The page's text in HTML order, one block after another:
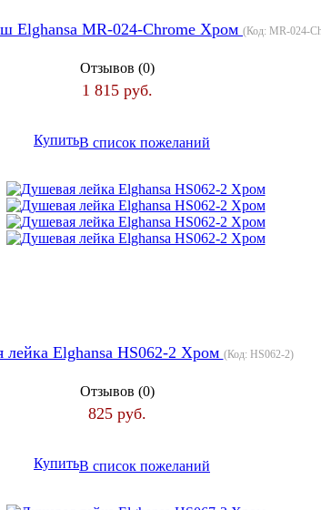
Elghansa MR-024-Chrome Хром (Код: MR-024-
Отзывов (0)
1 815 руб.
КупитьВ список пожеланий
лейка Elghansa HS062-2 Хром (Код: HS062-2)
Отзывов (0)
825 руб.
КупитьВ список пожеланий